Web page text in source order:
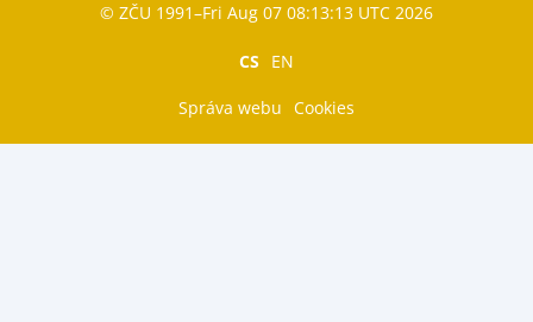
© ZČU 1991–Fri Aug 07 08:13:13 UTC 2026
CS EN
Správa webu Cookies